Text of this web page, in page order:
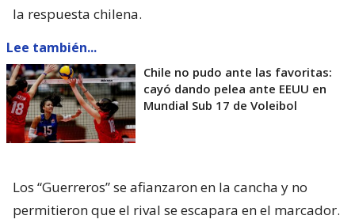
la respuesta chilena.
Lee también...
Chile no pudo ante las favoritas:
cayó dando pelea ante EEUU en
Mundial Sub 17 de Voleibol
Los “Guerreros” se afianzaron en la cancha y no
permitieron que el rival se escapara en el marcador.